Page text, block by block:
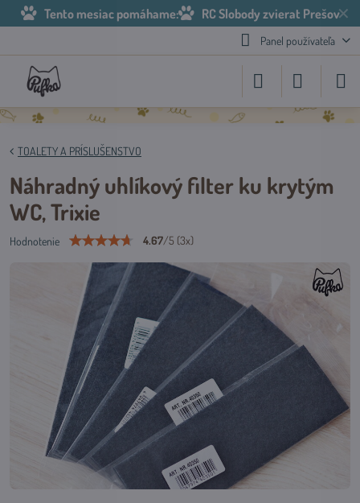
✕
Tento mesiac pomáhame: RC Slobody zvierat Prešov
Panel používateľa
TOALETY A PRÍSLUŠENSTVO
Náhradný uhlíkový filter ku krytým
WC, Trixie
Hodnotenie 4.67/5 (3x)